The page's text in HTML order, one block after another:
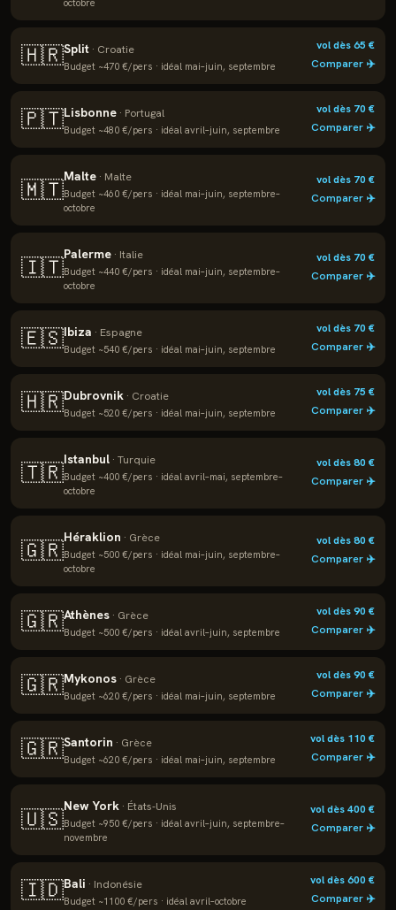
octobre
🇭🇷Split · Croatie
Budget ~470 €/pers · idéal mai–juin, septembre
vol dès65 €
Comparer ✈️
🇵🇹Lisbonne · Portugal
Budget ~480 €/pers · idéal avril–juin, septembre
vol dès 70€
Comparer ✈️
🇲🇹Malte · Malte
Budget ~460 €/pers · idéal mai–juin, septembre–
octobre
vol dès 70€
Comparer ✈️
🇮🇹Palerme · Italie
Budget ~440 €/pers · idéal mai–juin, septembre–
octobre
vol dès 70€
Comparer ✈️
🇪🇸Ibiza · Espagne
Budget ~540 €/pers · idéal mai–juin, septembre
vol dès 70€
Comparer ✈️
🇭🇷Dubrovnik · Croatie
Budget ~520 €/pers · idéal mai–juin, septembre
vol dès 75 €
Comparer ✈️
🇹🇷Istanbul · Turquie
Budget ~400 €/pers · idéal avril–mai, septembre–
octobre
vol dès80€
Comparer ✈️
🇬🇷Héraklion · Grèce
Budget ~500 €/pers · idéal mai–juin, septembre–
octobre
vol dès80€
Comparer ✈️
🇬🇷Athènes · Grèce
Budget ~500 €/pers · idéal avril–juin, septembre
vol dès90€
Comparer ✈️
🇬🇷Mykonos · Grèce
Budget ~620 €/pers · idéal mai–juin, septembre
vol dès90€
Comparer ✈️
🇬🇷Santorin · Grèce
Budget ~620 €/pers · idéal mai–juin, septembre
vol dès 110€
Comparer ✈️
🇺🇸New York · États-Unis
Budget ~950 €/pers · idéal avril–juin, septembre–
novembre
vol dès400€
Comparer ✈️
🇮🇩Bali · Indonésie
Budget ~1100 €/pers · idéal avril–octobre
vol dès600€
Comparer ✈️